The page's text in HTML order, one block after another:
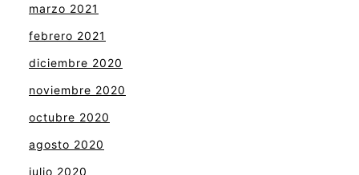
marzo 2021
febrero 2021
diciembre 2020
noviembre 2020
octubre 2020
agosto 2020
julio 2020